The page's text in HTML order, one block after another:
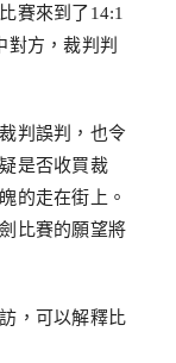
賽來到了14:1
對方，裁判判
判誤判，也令
是否收買裁
的走在街上。
比賽的願望將
，可以解釋比